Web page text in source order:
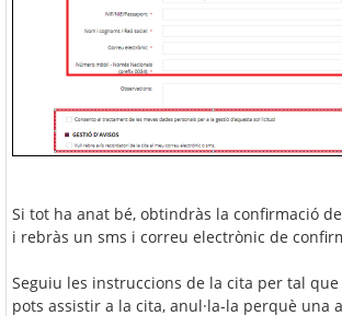
Si tot ha anat bé, obtindràs la confirmació
i rebràs un sms i correu electrònic de
Seguiu les instruccions de la cita per tal
pots assistir a la cita, anul·la-la perquè una